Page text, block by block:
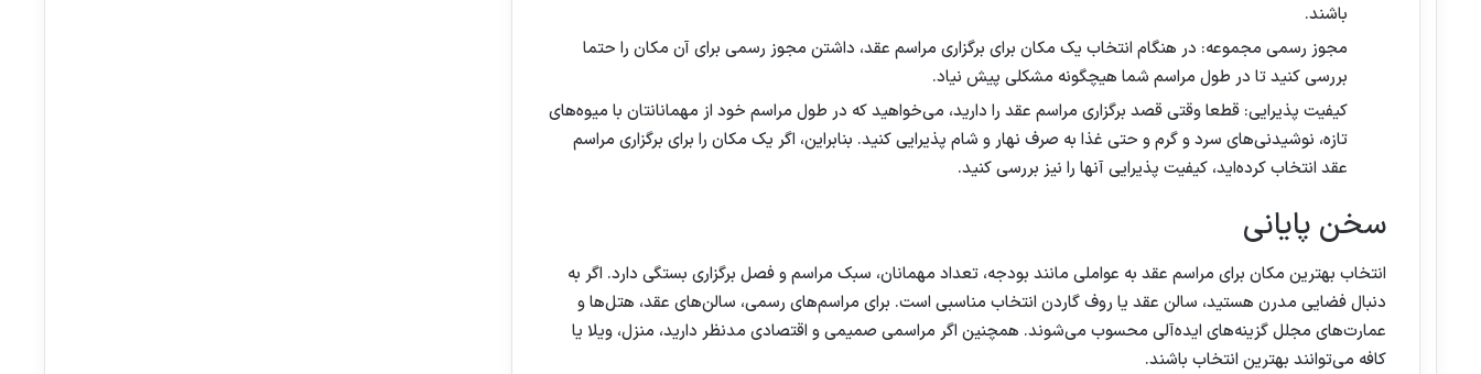
باشند.
مجوز رسمی مجموعه: در هنگام انتخاب یک مکان برای برگزاری مراسم عقد، داشتن مجوز رسمی برای آن مکان را حتما
بررسی کنید تا در طول مراسم شما هیچگونه مشکلی پیش نیاد.
کیفیت پذیرایی: قطعا وقتی قصد برگزاری مراسم عقد را دارید، می‌خواهید که در طول مراسم خود از مهمانانتان با میوه‌های
تازه، نوشیدنی‌های سرد و گرم و حتی غذا به صرف نهار و شام پذیرایی کنید. بنابراین، اگر یک مکان را برای برگزاری مراسم
عقد انتخاب کرده‌اید، کیفیت پذیرایی آنها را نیز بررسی کنید.
سخن پایانی
انتخاب بهترین مکان برای مراسم عقد به عواملی مانند بودجه، تعداد مهمانان، سبک مراسم و فصل برگزاری بستگی دارد. اگر به
دنبال فضایی مدرن هستید، سالن عقد یا روف گاردن انتخاب مناسبی است. برای مراسم‌های رسمی، سالن‌های عقد، هتل‌ها و
عمارت‌های مجلل گزینه‌های ایده‌آلی محسوب می‌شوند. همچنین اگر مراسمی صمیمی و اقتصادی مدنظر دارید، منزل، ویلا یا
کافه می‌توانند بهترین انتخاب باشند.